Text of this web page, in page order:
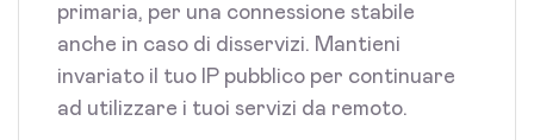
primaria, per una connessione stabile
anche in caso di disservizi. Mantieni
invariato il tuo IP pubblico per continuare
ad utilizzare i tuoi servizi da remoto.